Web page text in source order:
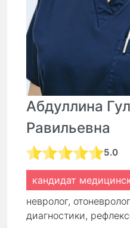
Абдуллина
Равильевна
5.0
кандидат
невролог,
диагностики,